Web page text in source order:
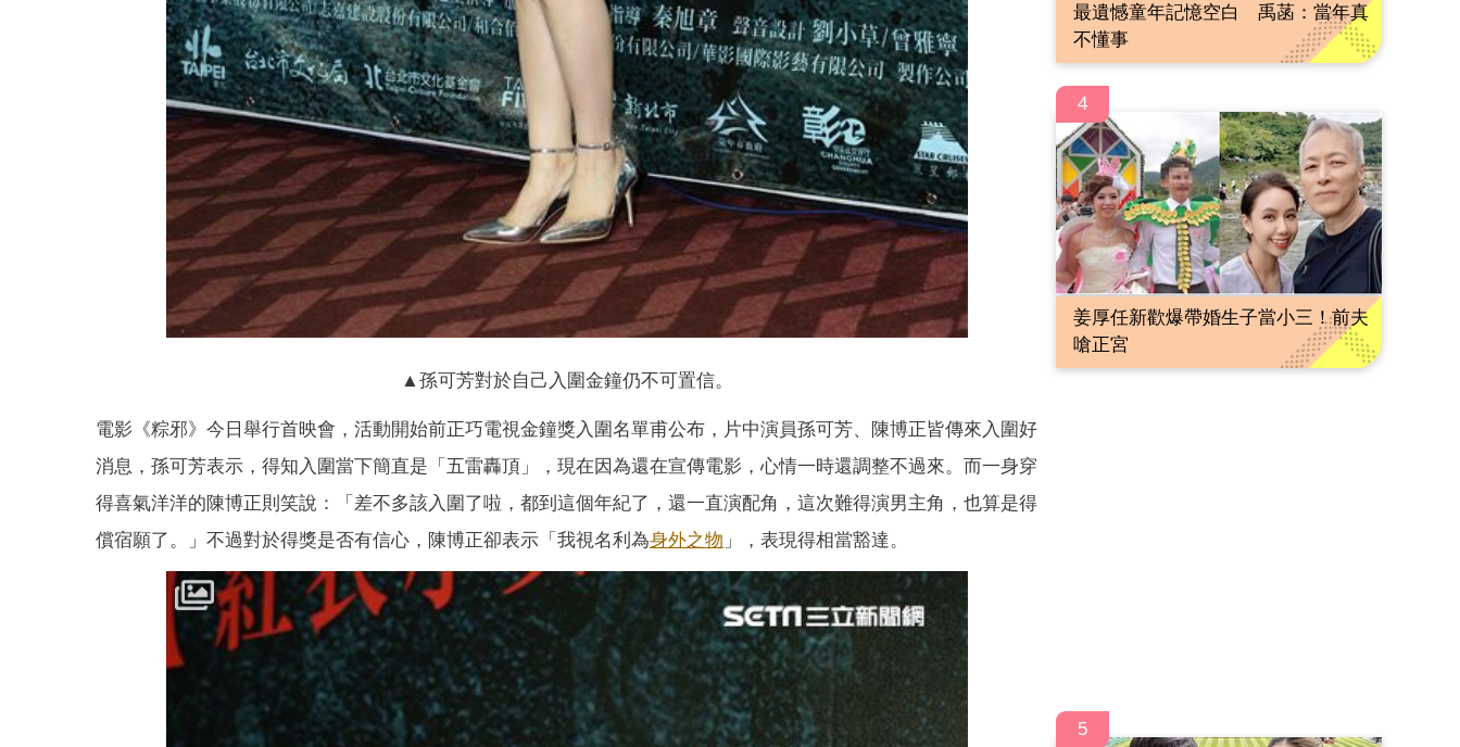
▲孫可芳對於自己入圍金鐘仍不可置信。
電影《粽邪》今日舉行首映會，活動開始前正巧電視金鐘獎入圍名單甫公布，片中演員孫可芳、陳博正皆傳來入圍好
消息，孫可芳表示，得知入圍當下簡直是「五雷轟頂」，現在因為還在宣傳電影，心情一時還調整不過來。而一身穿
得喜氣洋洋的陳博正則笑說：「差不多該入圍了啦，都到這個年紀了，還一直演配角，這次難得演男主角，也算是得
償宿願了。」不過對於得獎是否有信心，陳博正卻表示「我視名利為身外之物 」，表現得相當豁達。
最遺憾童年記憶空白 禹菡：當年真
不懂事
4
姜厚任新歡爆帶婚生子當小三！前夫
嗆正宮
5